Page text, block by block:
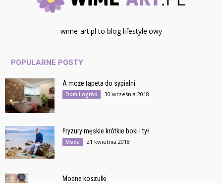
wime-art.pl to blog lifestyle'owy
POPULARNE POSTY
A może tapeta do sypialni
Dom i ogród 30 września 2018
Fryzury męskie krótkie boki i tył
Moda 21 kwietnia 2018
Modne koszulki